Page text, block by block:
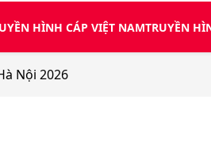
HÌNH CÁP VIỆT NAMTRUYỀN
Nội 2026